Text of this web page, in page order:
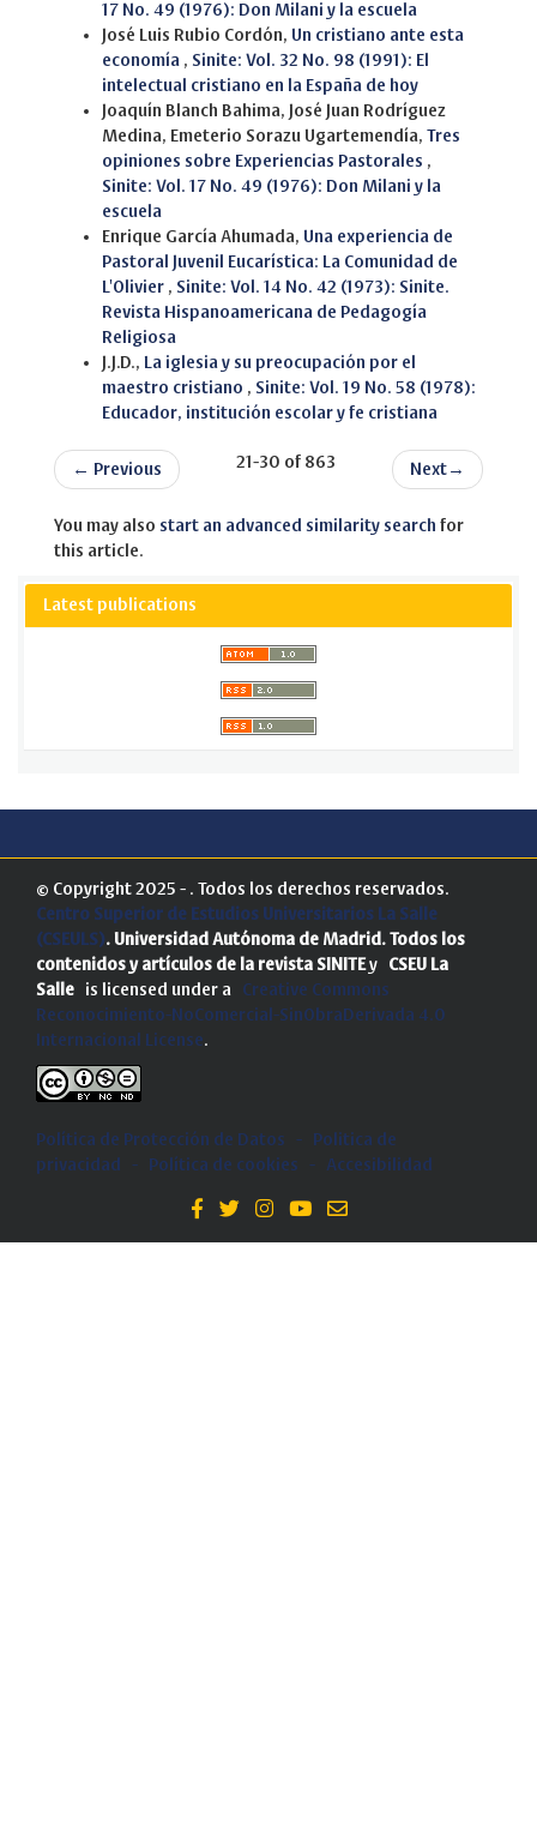
17 No. 49 (1976): Don Milani y la escuela
José Luis Rubio Cordón, Un cristiano ante esta
economía , Sinite: Vol. 32 No. 98 (1991): El
intelectual cristiano en la España de hoy
Joaquín Blanch Bahima, José Juan Rodríguez
Medina, Emeterio Sorazu Ugartemendía, Tres
opiniones sobre Experiencias Pastorales ,
Sinite: Vol. 17 No. 49 (1976): Don Milani y la
escuela
Enrique García Ahumada, Una experiencia de
Pastoral Juvenil Eucarística: La Comunidad de
L'Olivier , Sinite: Vol. 14 No. 42 (1973): Sinite.
Revista Hispanoamericana de Pedagogía
Religiosa
J.J.D., La iglesia y su preocupación por el
maestro cristiano , Sinite: Vol. 19 No. 58 (1978):
Educador, institución escolar y fe cristiana
← Previous 21-30 of 863 Next →
You may also start an advanced similarity search for
this article.
Latest publications
© Copyright 2025 - . Todos los derechos reservados.
Centro Superior de Estudios Universitarios La Salle
(CSEULS). Universidad Autónoma de Madrid. Todos los
contenidos y artículos de la revista SINITEy CSEU La
Salle is licensed under a Creative Commons
Reconocimiento-NoComercial-SinObraDerivada 4.0
Internacional License.
Política de Protección de Datos -
Politica de
privacidad
- Política de cookies - Accesibilidad